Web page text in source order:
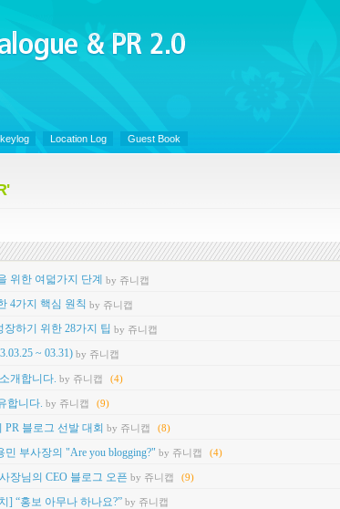
&
keylog Location Log Guest Book
위한 여덟가지 단계 by 쥬니캡
4가지 핵심 원칙 by 쥬니캡
하기 위한 28가지 팁 by 쥬니캡
~ 03.31) by 쥬니캡
개합니다. by 쥬니캡 (4)
합니다. by 쥬니캡 (9)
PR 블로그 선발 대회 by 쥬니캡 (8)
부사장의 "Are you blogging?" by 쥬니캡 (4)
장님의 CEO 블로그 오픈 by 쥬니캡 (9)
] “홍보 아무나 하나요?” by 쥬니캡